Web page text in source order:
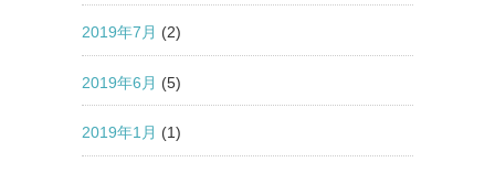
2019年7月 (2)
2019年6月 (5)
2019年1月 (1)